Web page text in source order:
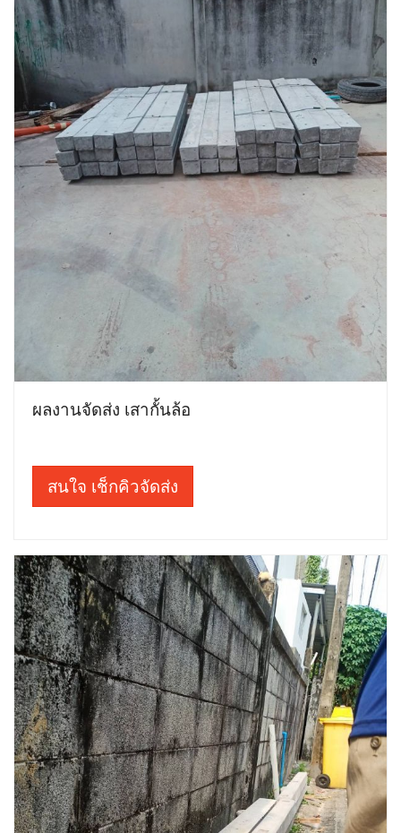
ผลงานจัดส่ง เสากั้นล้อ
สนใจ เช็กคิวจัดส่ง